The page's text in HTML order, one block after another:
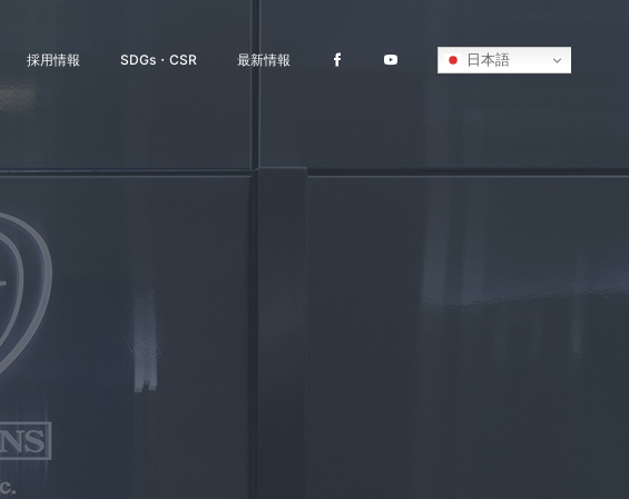
採用情報 SDGs・CSR 最新情報 日本語